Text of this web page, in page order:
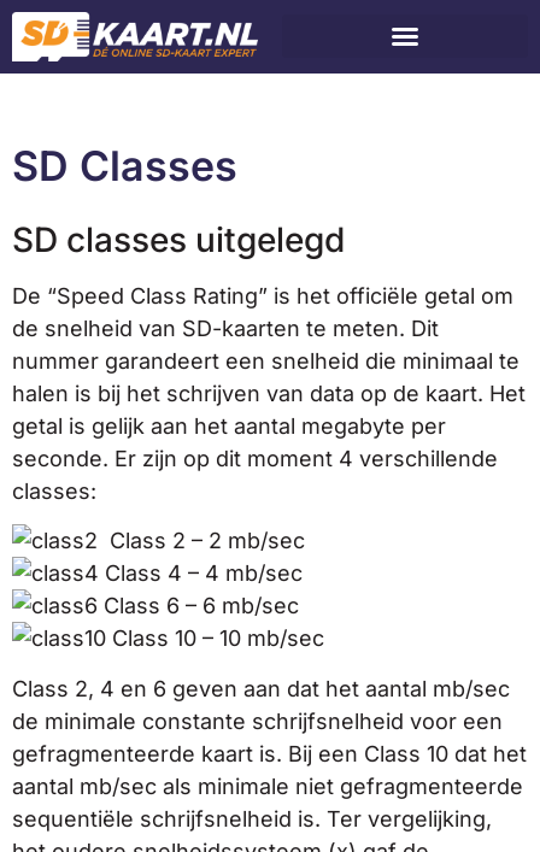
SD Classes
SD classes uitgelegd
De “Speed Class Rating” is het officiële getal om
de snelheid van SD-kaarten te meten. Dit
nummer garandeert een snelheid die minimaal te
halen is bij het schrijven van data op de kaart. Het
getal is gelijk aan het aantal megabyte per
seconde. Er zijn op dit moment 4 verschillende
classes:
Class 2 – 2 mb/sec
Class 4 – 4 mb/sec
Class 6 – 6 mb/sec
Class 10 – 10 mb/sec
Class 2, 4 en 6 geven aan dat het aantal mb/sec
de minimale constante schrijfsnelheid voor een
gefragmenteerde kaart is. Bij een Class 10 dat het
aantal mb/sec als minimale niet gefragmenteerde
sequentiële schrijfsnelheid is. Ter vergelijking,